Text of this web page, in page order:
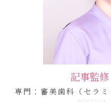
記事監
専門：審美歯科（セラ